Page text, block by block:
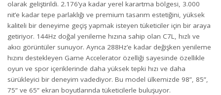
olarak geliştirildi. 2.176’ya kadar yerel karartma bölgesi, 3.000
nit’e kadar tepe parlaklığı ve premium tasarım estetiğini, yüksek
kaliteli bir deneyime geçiş yapmak isteyen tüketiciler için bir araya
getiriyor. 144Hz doğal yenileme hızına sahip olan C7L, hızlı ve
akıcı görüntüler sunuyor. Ayrıca 288Hz’e kadar değişken yenileme
hızını destekleyen Game Accelerator özelliği sayesinde özellikle
oyun ve spor içeriklerinde daha yüksek tepki hızı ve daha
sürükleyici bir deneyim vadediyor. Bu model ülkemizde 98”, 85”,
75” ve 65” ekran boyutlarında tüketicilerle buluşuyor.